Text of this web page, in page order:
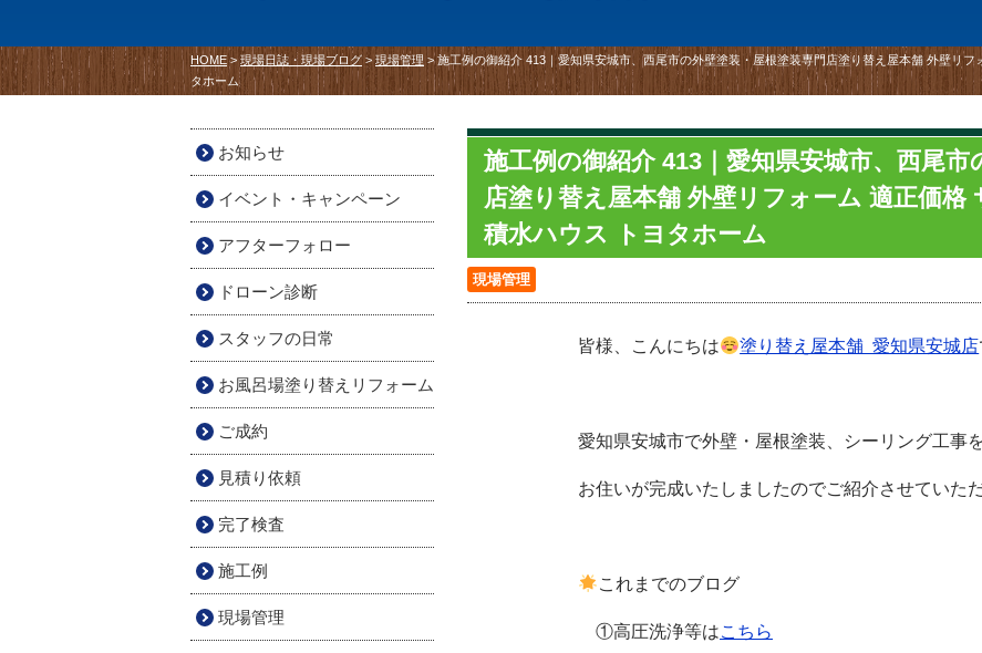
HOME> 現場日誌・現場ブログ > 現場管理 >施工例の御紹介 413｜愛知県安城市、西尾市の外壁塗装・屋根塗装専門店塗り替え屋本舗 外壁リ
タホーム
施工例の御紹介 413｜愛知県安城市、西尾市
店塗り替え屋本舗 外壁リフォーム 適正価格
積水ハウス トヨタホーム
現場管理
皆様、こんにちは 塗り替え屋本舗 愛知県安城店
愛知県安城市で外壁・屋根塗装、シーリング工事
お住いが完成いたしましたのでご紹介させていた
これまでのブログ
①高圧洗浄等はこちら
お知らせ
イベント・キャンペーン
アフターフォロー
ドローン診断
スタッフの日常
お風呂場塗り替えリフォーム
ご成約
見積り依頼
完了検査
施工例
現場管理